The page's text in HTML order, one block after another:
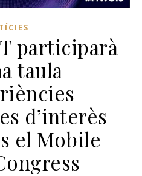
participarà
taula
d’interès
el Mobile